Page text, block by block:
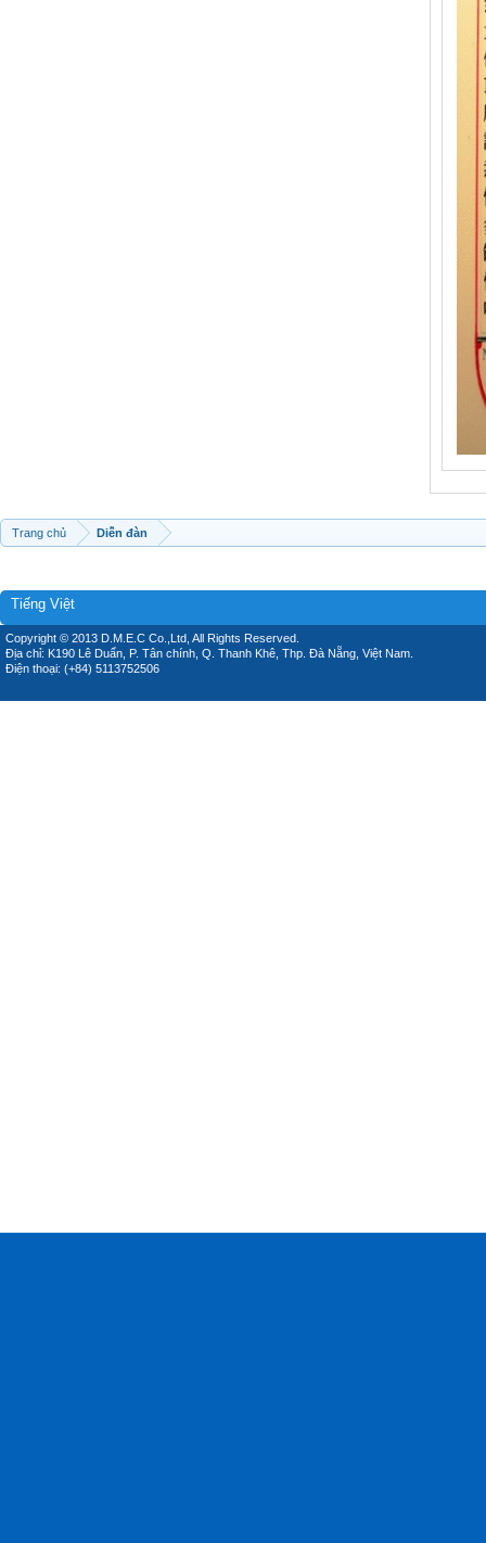
Trang chủ Diễn đàn
Tiếng Việt
Copyright © 2013 D.M.E.C Co.,Ltd, All Rights Reserved.
Địa chỉ: K190 Lê Duẩn, P. Tân chính, Q. Thanh Khê, Thp. Đà Nẵng, Việt Nam.
Điện thoại: (+84) 5113752506